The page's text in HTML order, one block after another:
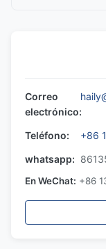
Correo
electrónico:
Teléfono:
+86
whatsapp:
En WeChat: +86